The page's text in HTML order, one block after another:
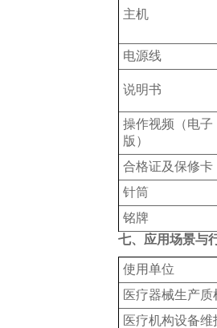
主机
电源线
说明书
操作视频（电子
版）
合格证及保修卡
针筒
铭牌
七、应用场景与
使用单位
医疗器械生产质
医疗机构设备维